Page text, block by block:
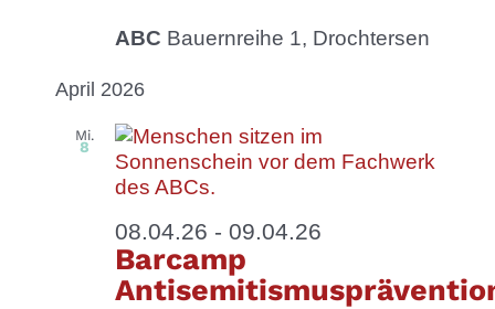
ABC Bauernreihe 1, Drochtersen
April 2026
Mi.
8
08.04.26 - 09.04.26
Barcamp